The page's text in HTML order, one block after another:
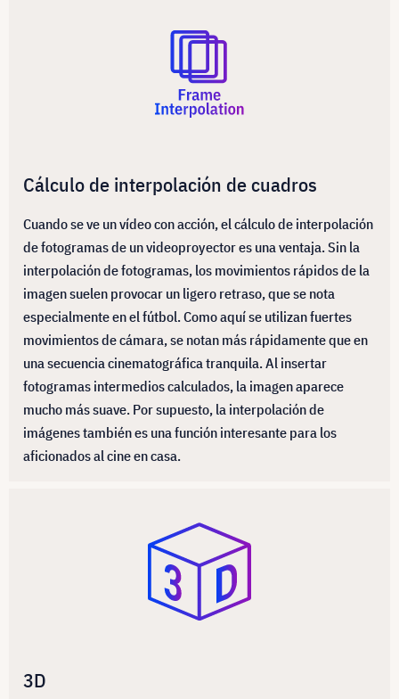
Cálculo de interpolación de cuadros
Cuando se ve un vídeo con acción, el cálculo de interpolación
de fotogramas de un videoproyector es una ventaja. Sin la
interpolación de fotogramas, los movimientos rápidos de la
imagen suelen provocar un ligero retraso, que se nota
especialmente en el fútbol. Como aquí se utilizan fuertes
movimientos de cámara, se notan más rápidamente que en
una secuencia cinematográfica tranquila. Al insertar
fotogramas intermedios calculados, la imagen aparece
mucho más suave. Por supuesto, la interpolación de
imágenes también es una función interesante para los
aficionados al cine en casa.
3D